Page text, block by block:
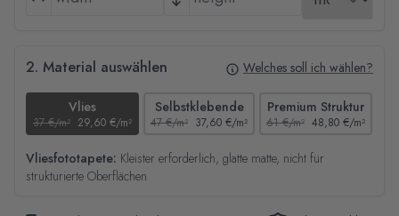
2. Material auswählen Welches soll ich wählen?
Vlies
37 €/m² 29,60 €/m²
Selbstklebende
47 €/m² 37,60 €/m²
Premium Struktur
61 €/m² 48,80 €/m²
Vliesfototapete: Kleister erforderlich, glatte matte, nicht für
strukturierte Oberflächen